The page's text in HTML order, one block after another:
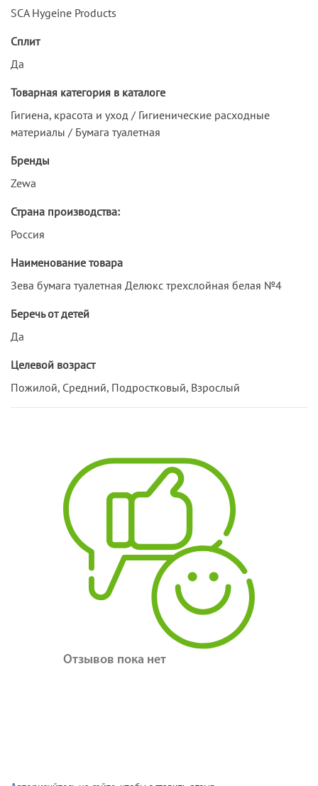
SCA Hygeine Products
Сплит
Да
Товарная категория в каталоге
Гигиена, красота и уход / Гигиенические расходные
материалы / Бумага туалетная
Бренды
Zewa
Страна производства:
Россия
Наименование товара
Зева бумага туалетная Делюкс трехслойная белая №4
Беречь от детей
Да
Целевой возраст
Пожилой, Средний, Подростковый, Взрослый
Отзывов пока нет